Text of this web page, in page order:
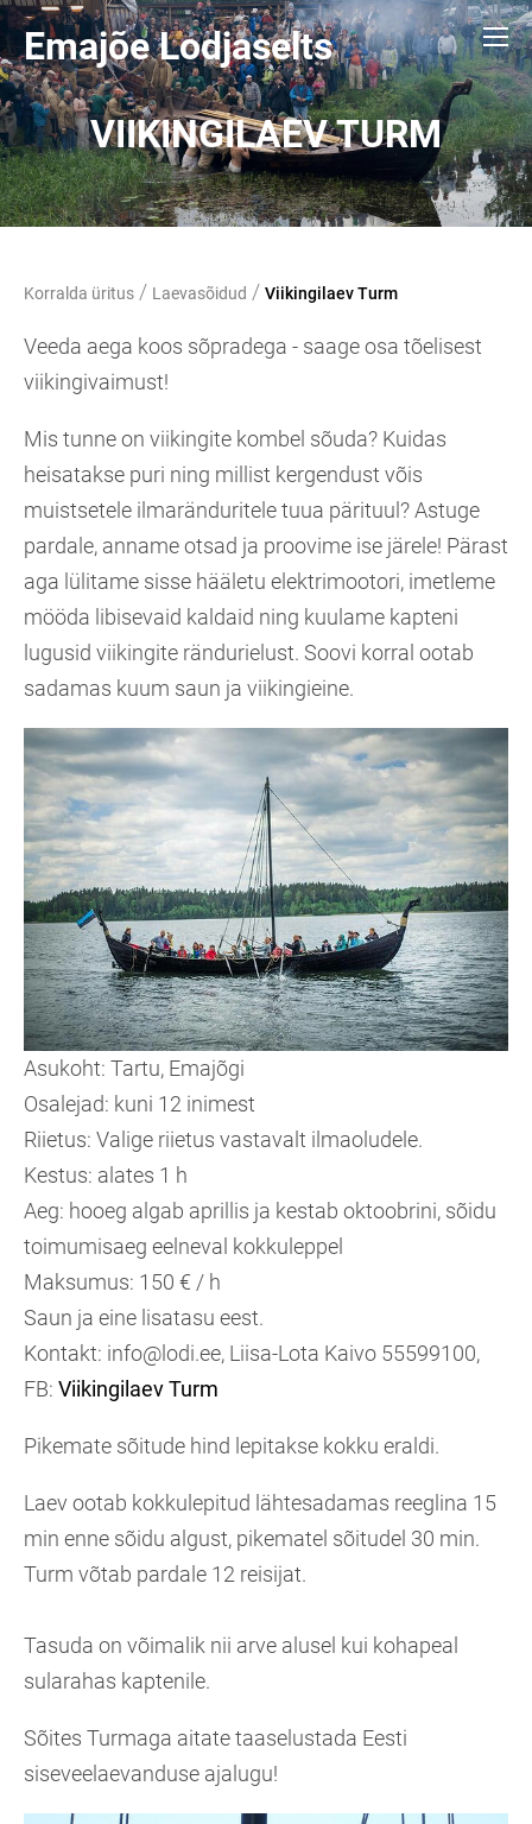
Emajõe Lodjaselts
VIIKINGILAEV TURM
Korralda üritus / Laevasõidud / Viikingilaev Turm
Veeda aega koos sõpradega - saage osa tõelisest
viikingivaimust!
Mis tunne on viikingite kombel sõuda? Kuidas
heisatakse puri ning millist kergendust võis
muistsetele ilmaränduritele tuua pärituul? Astuge
pardale, anname otsad ja proovime ise järele! Pärast
aga lülitame sisse hääletu elektrimootori, imetleme
mööda libisevaid kaldaid ning kuulame kapteni
lugusid viikingite rändurielust. Soovi korral ootab
sadamas kuum saun ja viikingieine.
Asukoht: Tartu, Emajõgi
Osalejad: kuni 12 inimest
Riietus: Valige riietus vastavalt ilmaoludele.
Kestus: alates 1 h
Aeg: hooeg algab aprillis ja kestab oktoobrini, sõidu
toimumisaeg eelneval kokkuleppel
Maksumus: 150 € / h
Saun ja eine lisatasu eest.
Kontakt: info@lodi.ee, Liisa-Lota Kaivo 55599100,
FB: Viikingilaev Turm
Pikemate sõitude hind lepitakse kokku eraldi.
Laev ootab kokkulepitud lähtesadamas reeglina 15
min enne sõidu algust, pikematel sõitudel 30 min.
Turm võtab pardale 12 reisijat.
Tasuda on võimalik nii arve alusel kui kohapeal
sularahas kaptenile.
Sõites Turmaga aitate taaselustada Eesti
siseveelaevanduse ajalugu!